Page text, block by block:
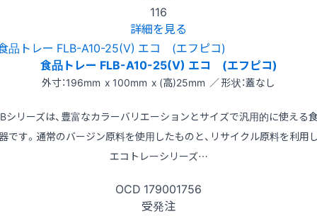
116
詳細を見る
食品トレー FLB-A10-25(V) エコ (エフピコ)
外寸：196mm x 100mm x (高)25mm ／ 形状：蓋なし
シリーズは、豊富なカラーバリエーションとサイズで汎用的に使える
です。通常のバージン原料を使用したものと、リサイクル原料を利用
エコトレーシリーズ…
OCD 179001756
受発注